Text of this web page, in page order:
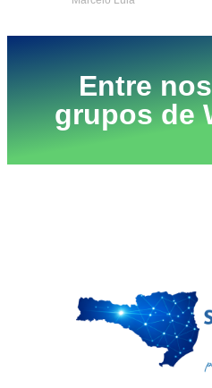
Entre
grupos de